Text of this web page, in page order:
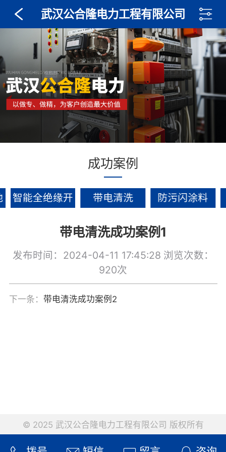
武汉公合隆电力工程有限公司
成功案例
智能全绝缘开
带电清洗 防污闪涂料
带电清洗成功案例1
发布时间：2024-04-11 17:45:28 浏览次数：
920次
下一条： 带电清洗成功案例2
© 2025 武汉公合隆电力工程有限公司 版权所有